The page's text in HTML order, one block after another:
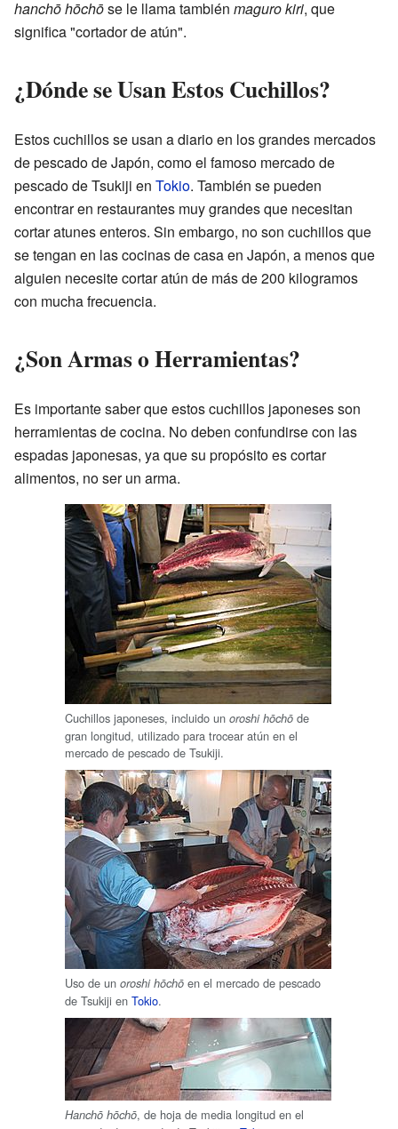
hanchō hōchōse le llama también maguro kiri, que
significa "cortador de atún".
¿Dónde se Usan Estos Cuchillos?
Estos cuchillos se usan a diario en los grandes mercados
de pescado de Japón, como el famoso mercado de
pescado de Tsukiji en Tokio. También se pueden
encontrar en restaurantes muy grandes que necesitan
cortar atunes enteros. Sin embargo, no son cuchillos que
se tengan en las cocinas de casa en Japón, a menos que
alguien necesite cortar atún de más de 200 kilogramos
con mucha frecuencia.
¿Son Armas o Herramientas?
Es importante saber que estos cuchillos japoneses son
herramientas de cocina. No deben confundirse con las
espadas japonesas, ya que su propósito es cortar
alimentos, no ser un arma.
Cuchillos japoneses, incluido un oroshi hōchō de
gran longitud, utilizado para trocear atún en el
mercado de pescado de Tsukiji.
Uso de un oroshi hōchō en el mercado de pescado
de Tsukiji en Tokio.
Hanchō hōchō, de hoja de media longitud en el